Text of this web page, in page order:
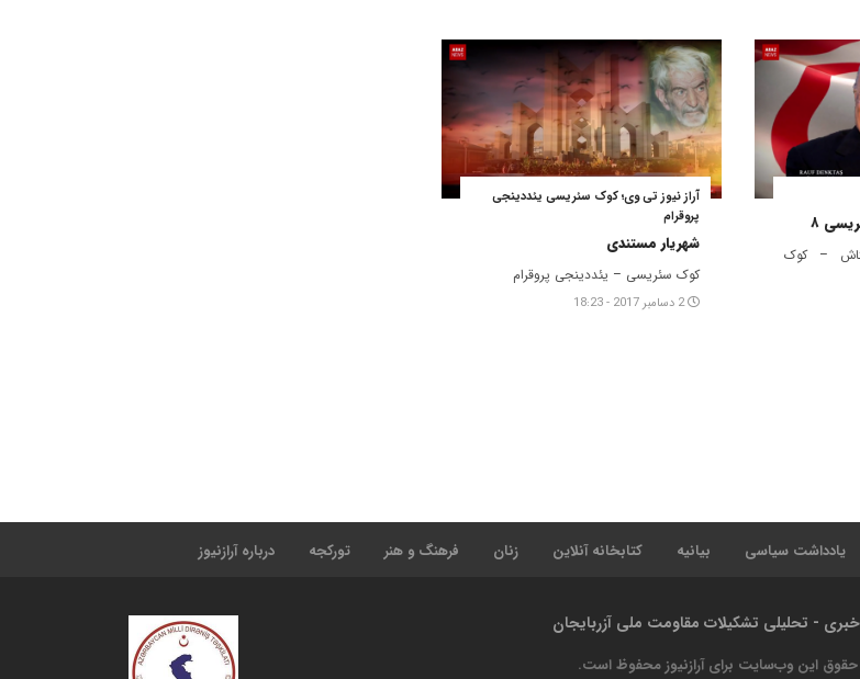
۸
– کوک
آراز نیوز تی وی؛ کوک سئریسی یئددینجی
پروقرام
شهریار مستندی
کوک سئریسی – یئددینجی پروقرام
2 دسامبر 2017 - 18:23
یادداشت سیاسی بیانیه کتابخانه آنلاین زنان فرهنگ و هنر تورکجه درباره آرازنیوز
- تحلیلی تشکیلات مقاومت ملی آزربایجان
این وب‌سایت برای آرازنیوز محفوظ است.